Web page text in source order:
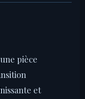
pièce
et